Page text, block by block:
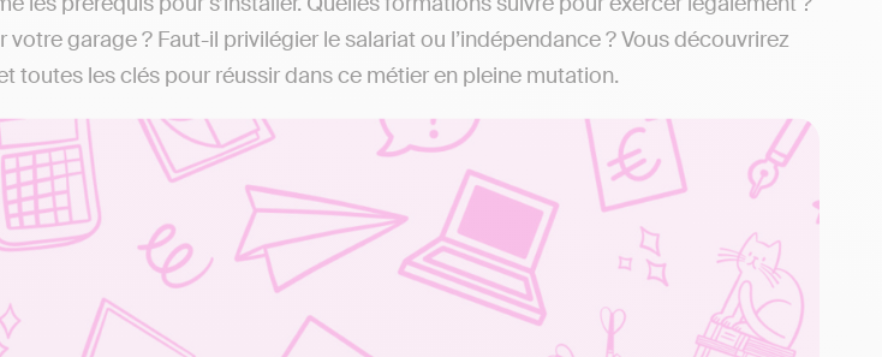
garage ? Faut-il privilégier le salariat ou l’indépendance ? Vous découvrirez
toutes les clés pour réussir dans ce métier en pleine mutation.